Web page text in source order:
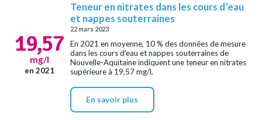
19,57
mg/l
en 2021
Teneur en nitrates dans les cours d’eau
et nappes souterraines
22 mars 2023
En 2021 en moyenne, 10 % des données de mesure
dans les cours d'eau et nappes souterraines de
Nouvelle-Aquitaine indiquent une teneur en nitrates
supérieure à 19,57 mg/l.
En savoir plus